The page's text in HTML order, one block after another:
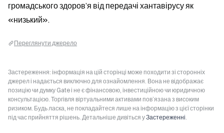
громадського здоров’я від передачі хантавірусу як
«низький».
Переглянути джерело
Застереження: інформація на цій сторінці може походити зі сторонніх
джерел і надається виключно для ознайомлення. Вона не відображає
позицію чи думку Gate і не є фінансовою, інвестиційною чи юридичною
консультацією. Торгівля віртуальними активами пов’язана з високим
ризиком. Будь ласка, не покладайтеся лише на інформацію з цієї сторінки
під час прийняття рішень. Детальніше дивіться уЗастереженні.